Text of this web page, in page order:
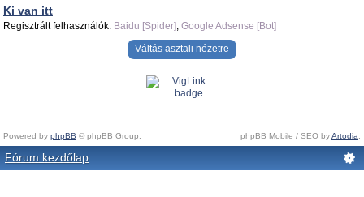
Ki van itt
Regisztrált felhasználók: Baidu [Spider], Google Adsense [Bot]
Váltás asztali nézetre
Powered by phpBB © phpBB Group. phpBB Mobile / SEO byArtodia
Fórum kezdőlap